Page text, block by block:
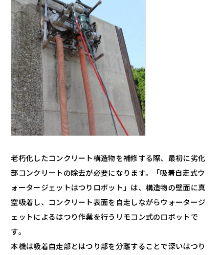
老朽化したコンクリート構造物を補修する際、最初に劣化
部コンクリートの除去が必要になります。「吸着自走式ウ
ォータージェットはつりロボット」は、構造物の壁面に真
空吸着し、コンクリート表面を自走しながらウォータージ
ェットによるはつり作業を行うリモコン式のロボットで
す。
本機は吸着自走部とはつり部を分離することで深いはつり